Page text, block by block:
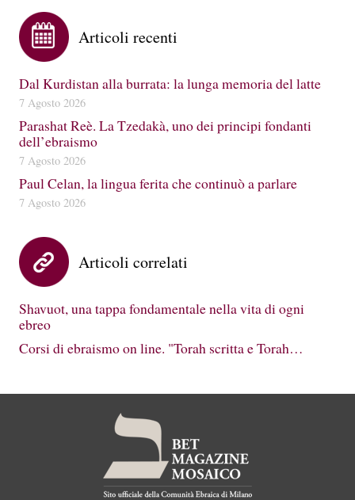
Articoli recenti
Dal Kurdistan alla burrata: la lunga memoria del latte
7 Agosto 2026
Parashat Reè. La Tzedakà, uno dei principi fondanti
dell’ebraismo
7 Agosto 2026
Paul Celan, la lingua ferita che continuò a parlare
7 Agosto 2026
Articoli correlati
Shavuot, una tappa fondamentale nella vita di ogni
ebreo
Corsi di ebraismo on line. "Torah scritta e Torah…